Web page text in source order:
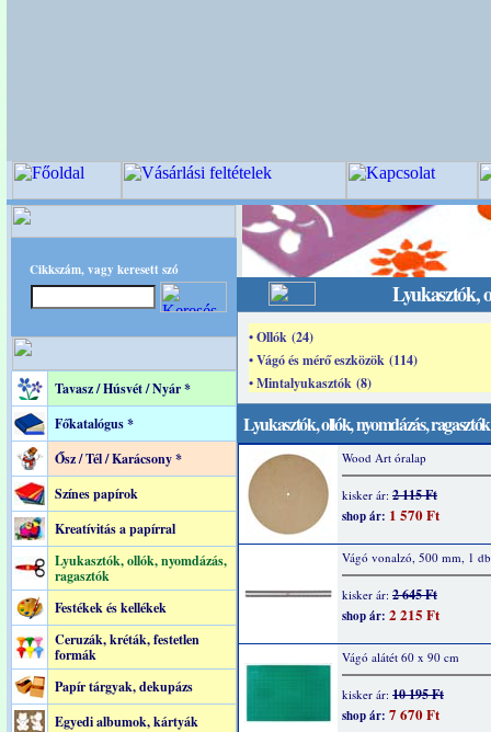
Cikkszám, vagy keresett szó
Tavasz / Húsvét / Nyár *
Főkatalógus *
Ősz / Tél / Karácsony *
Színes papírok
Kreatívitás a papírral
Lyukasztók, ollók, nyomdázás,
ragasztók
Festékek és kellékek
Ceruzák, kréták, festetlen
formák
Papír tárgyak, dekupázs
Egyedi albumok, kártyák
Lyukasztók,
• Ollók (24)
• Vágó és mérő eszközök (114)
• Mintalyukasztók (8)
Lyukasztók, ollók, nyomdázás, ragasztók
Wood Art óralap
kisker ár: 2 115 Ft
shop ár: 1 570 Ft
Vágó vonalzó, 500 mm, 1 db
kisker ár: 2 645 Ft
shop ár: 2 215 Ft
Vágó alátét 60 x 90 cm
kisker ár: 10 195 Ft
shop ár: 7 670 Ft